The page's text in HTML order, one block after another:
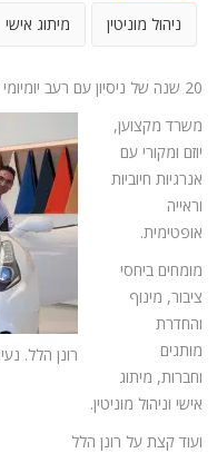
ניהול מוניטין מיתוג אישי
20 שנה של ניסיון עם רעב יומיומי לתוצאות והישגים.
רונן הלל.
משרד מקצוען,
יוזם ומקורי עם
אנרגיות חיוביות
וראייה
אופטימית.
מומחים ביחסי
ציבור, מינוף
והחדרת
מותגים
וחברות, מיתוג
אישי וניהול מוניטין.
ועוד קצת על רונן הלל